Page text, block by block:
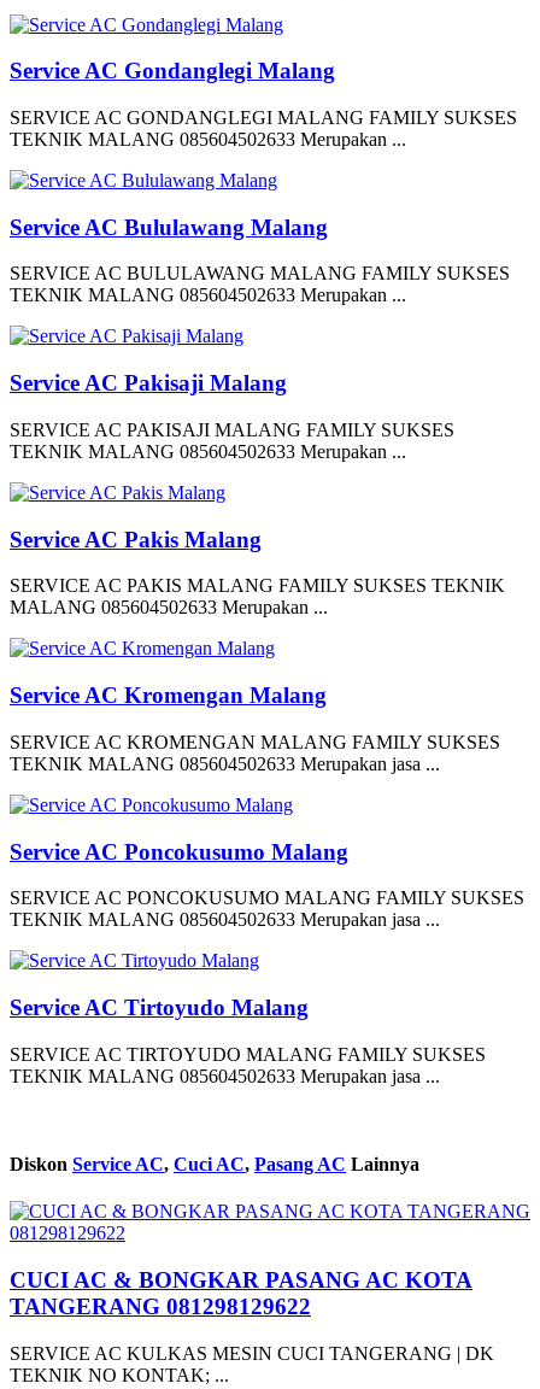
Service AC Gondanglegi Malang
SERVICE AC GONDANGLEGI MALANG FAMILY SUKSES
TEKNIK MALANG 085604502633 Merupakan ...
Service AC Bululawang Malang
SERVICE AC BULULAWANG MALANG FAMILY SUKSES
TEKNIK MALANG 085604502633 Merupakan ...
Service AC Pakisaji Malang
SERVICE AC PAKISAJI MALANG FAMILY SUKSES
TEKNIK MALANG 085604502633 Merupakan ...
Service AC Pakis Malang
SERVICE AC PAKIS MALANG FAMILY SUKSES TEKNIK
MALANG 085604502633 Merupakan ...
Service AC Kromengan Malang
SERVICE AC KROMENGAN MALANG FAMILY SUKSES
TEKNIK MALANG 085604502633 Merupakan jasa ...
Service AC Poncokusumo Malang
SERVICE AC PONCOKUSUMO MALANG FAMILY SUKSES
TEKNIK MALANG 085604502633 Merupakan jasa ...
Service AC Tirtoyudo Malang
SERVICE AC TIRTOYUDO MALANG FAMILY SUKSES
TEKNIK MALANG 085604502633 Merupakan jasa ...
Diskon Service AC, Cuci AC, Pasang AC Lainnya
CUCI AC & BONGKAR PASANG AC KOTA
TANGERANG 081298129622
SERVICE AC KULKAS MESIN CUCI TANGERANG | DK
TEKNIK NO KONTAK; ...